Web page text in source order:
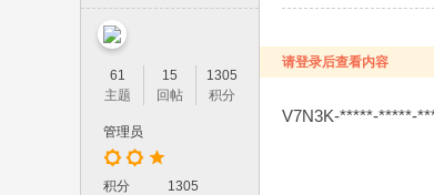
61
主题
15
回帖
1305
积分
管理员
积分 1305
请登录后查看内容
V7N3K-*****-*****-